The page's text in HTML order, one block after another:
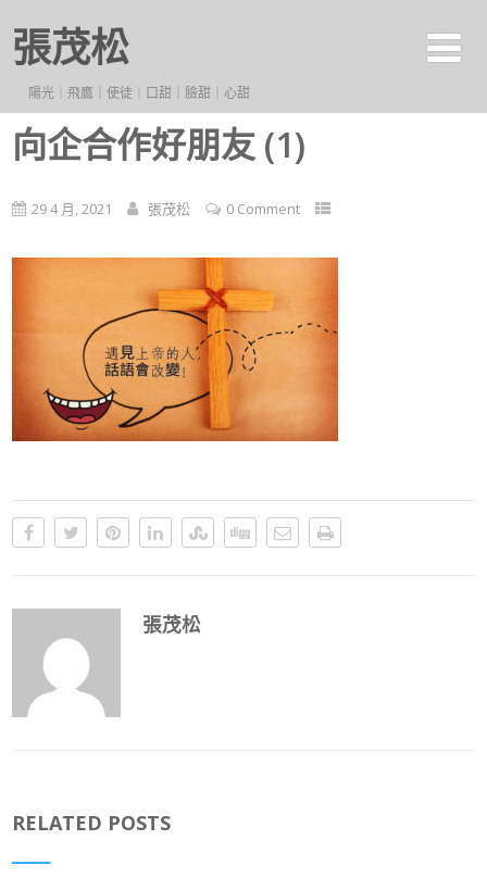
張茂松
陽光｜飛鷹｜使徒｜口甜｜臉甜｜心甜
向企合作好朋友 (1)
29 4 月, 2021 張茂松 0 Comment
張茂松
RELATED POSTS